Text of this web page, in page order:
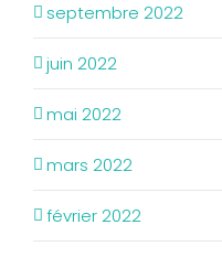
septembre 2022
juin 2022
mai 2022
mars 2022
février 2022